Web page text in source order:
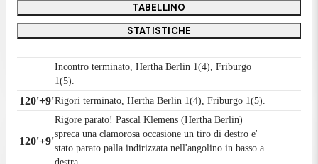
TABELLINO
STATISTICHE
Incontro terminato, Hertha Berlin 1(4), Friburgo
1(5).
120'+9'Rigori terminato, Hertha Berlin 1(4), Friburgo 1(5).
120'+9'
Rigore parato! Pascal Klemens (Hertha Berlin)
spreca una clamorosa occasione un tiro di destro e'
stato parato palla indirizzata nell'angolino in basso a